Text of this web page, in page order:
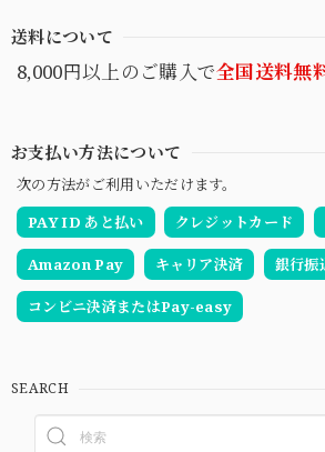
送料について
8,000円以上のご購入で全国送料無
お支払い方法について
次の方法がご利用いただけます。
PAY ID あと払い
クレジットカード
Amazon Pay キャリア決済 銀行振
コンビニ決済またはPay-easy
SEARCH